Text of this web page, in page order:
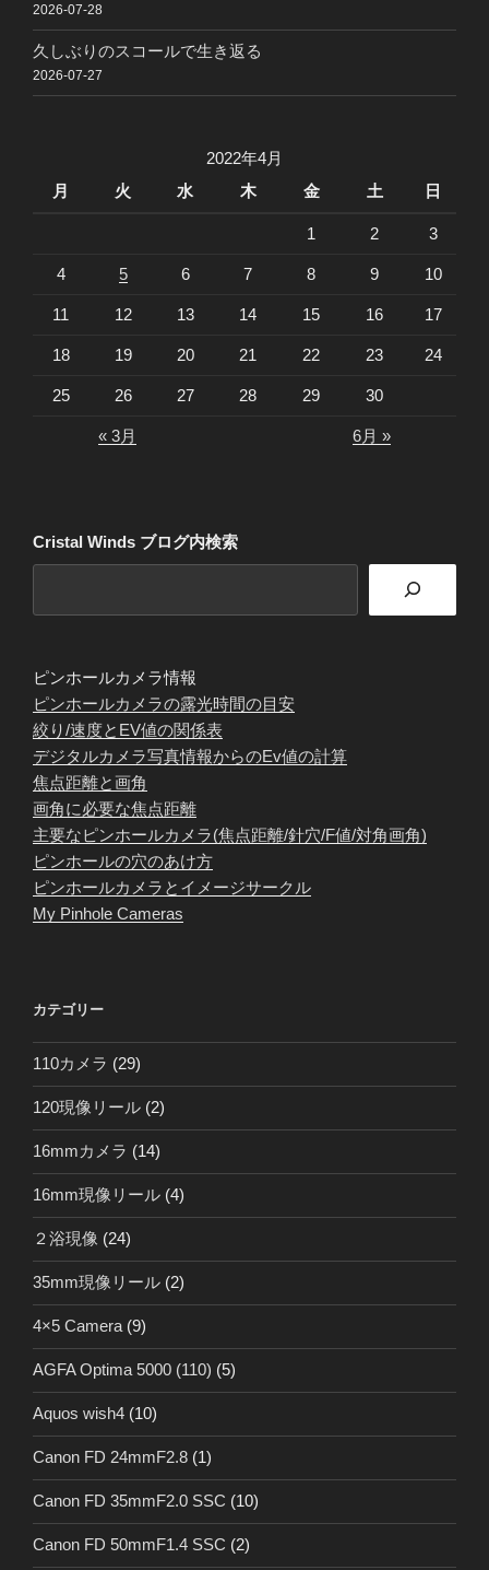
2026-07-28
久しぶりのスコールで生き返る
2026-07-27
2022年4月
月
火 水 木 金 土 日
1 2 3
4 5 6 7 8 9 10
11 12 13 14 15 16 17
18 19 20 21 22 23 24
25 26 27 28 29 30
« 3月 6月 »
Cristal Winds ブログ内検索
ピンホールカメラ情報
ピンホールカメラの露光時間の目安
絞り/速度とEV値の関係表
デジタルカメラ写真情報からのEv値の計算
焦点距離と画角
画角に必要な焦点距離
主要なピンホールカメラ(焦点距離/針穴/F値/対角画角)
ピンホールの穴のあけ方
ピンホールカメラとイメージサークル
My Pinhole Cameras
カテゴリー
110カメラ (29)
120現像リール (2)
16mmカメラ (14)
16mm現像リール (4)
２浴現像 (24)
35mm現像リール (2)
4×5 Camera (9)
AGFA Optima 5000 (110) (5)
Aquos wish4 (10)
Canon FD 24mmF2.8 (1)
Canon FD 35mmF2.0 SSC (10)
Canon FD 50mmF1.4 SSC (2)